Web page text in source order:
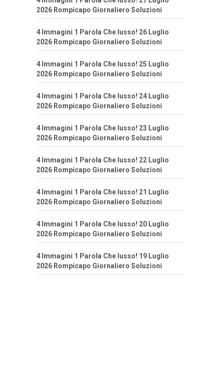
2026 Rompicapo Giornaliero Soluzioni
4 Immagini 1 Parola Che lusso! 26 Luglio
2026 Rompicapo Giornaliero Soluzioni
4 Immagini 1 Parola Che lusso! 25 Luglio
2026 Rompicapo Giornaliero Soluzioni
4 Immagini 1 Parola Che lusso! 24 Luglio
2026 Rompicapo Giornaliero Soluzioni
4 Immagini 1 Parola Che lusso! 23 Luglio
2026 Rompicapo Giornaliero Soluzioni
4 Immagini 1 Parola Che lusso! 22 Luglio
2026 Rompicapo Giornaliero Soluzioni
4 Immagini 1 Parola Che lusso! 21 Luglio
2026 Rompicapo Giornaliero Soluzioni
4 Immagini 1 Parola Che lusso! 20 Luglio
2026 Rompicapo Giornaliero Soluzioni
4 Immagini 1 Parola Che lusso! 19 Luglio
2026 Rompicapo Giornaliero Soluzioni